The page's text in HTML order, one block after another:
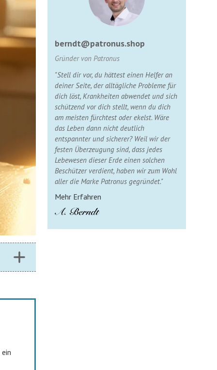
berndt@patronus.shop
Gründer von Patronus
"Stell dir vor, du hättest einen Helfer an
deiner Seite, der alltägliche Probleme für
dich löst, Krankheiten abwendet und sich
schützend vor dich stellt, wenn du dich
am meisten fürchtest oder ekelst. Wäre
das Leben dann nicht deutlich
entspannter und sicherer? Weil wir der
festen Überzeugung sind, dass jedes
Lebewesen dieser Erde einen solchen
Beschützer verdient, haben wir zum Wohl
aller die Marke Patronus gegründet."
Mehr Erfahren